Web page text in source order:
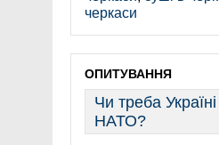
черкаси
ОПИТУВАННЯ
Чи треба
НАТО?